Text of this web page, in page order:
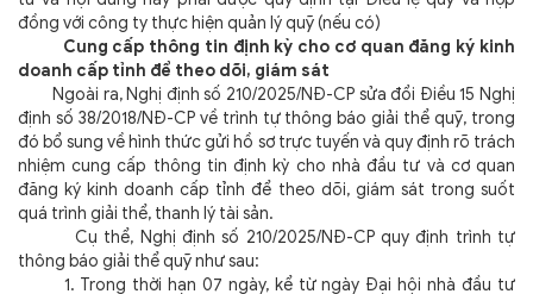
đồng với công ty thực hiện quản lý quỹ (nếu có)
Cung cấp thông tin định kỳ cho cơ quan đăng ký kinh
doanh cấp tỉnh để theo dõi, giám sát
Ngoài ra, Nghị định số 210/2025/NĐ-CP sửa đổi Điều 15 Nghị
định số 38/2018/NĐ-CP về trình tự thông báo giải thể quỹ, trong
đó bổ sung về hình thức gửi hồ sơ trực tuyến và quy định rõ trách
nhiệm cung cấp thông tin định kỳ cho nhà đầu tư và cơ quan
đăng ký kinh doanh cấp tỉnh để theo dõi, giám sát trong suốt
quá trình giải thể, thanh lý tài sản.
Cụ thể, Nghị định số 210/2025/NĐ-CP quy định trình tự
thông báo giải thể quỹ như sau:
1. Trong thời hạn 07 ngày, kể từ ngày Đại hội nhà đầu tư